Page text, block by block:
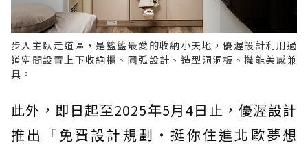
步入主臥走道區，是籃籃最愛的收納小天地，優渥設計利用過
道空間設置上下收納櫃、圓弧設計、造型洞洞板、機能美感兼
具。
此外，即日起至2025年5月4日止，優渥設計
推出「免費設計規劃・挺你住進北歐夢想